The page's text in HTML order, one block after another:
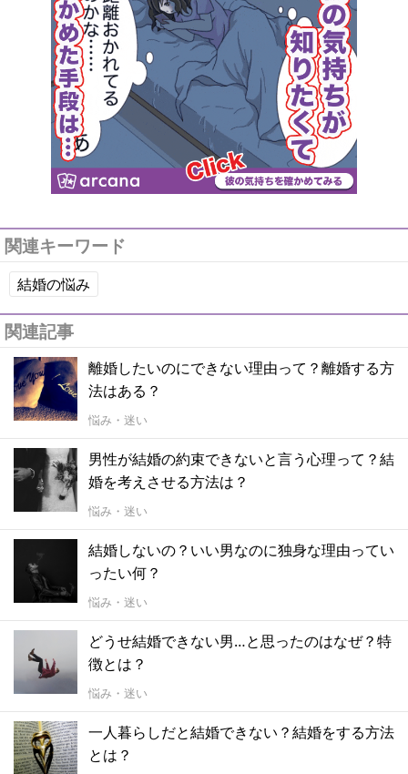
関連キーワード
結婚の悩み
関連記事
離婚したいのにできない理由って？離婚する方
法はある？
悩み・迷い
男性が結婚の約束できないと言う心理って？結
婚を考えさせる方法は？
悩み・迷い
結婚しないの？いい男なのに独身な理由ってい
ったい何？
悩み・迷い
どうせ結婚できない男…と思ったのはなぜ？特
徴とは？
悩み・迷い
一人暮らしだと結婚できない？結婚をする方法
とは？